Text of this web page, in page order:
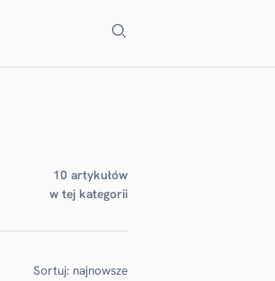
10 artykułów
w tej kategorii
Sortuj: najnowsze